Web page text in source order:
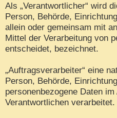
Als „Verantwortlicher“ wird
Person, Behörde,
allein oder gemeinsam mit
Mittel der Verarbeitung von
entscheidet, bezeichnet.
„Auftragsverarbeiter“ eine
Person, Behörde,
personenbezogene Daten
Verantwortlichen verarbeitet.